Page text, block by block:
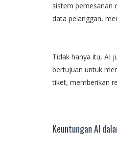
sistem pemesanan
data pelanggan,
Tidak hanya itu, AI
bertujuan untuk
tiket, memberikan
Keuntungan AI